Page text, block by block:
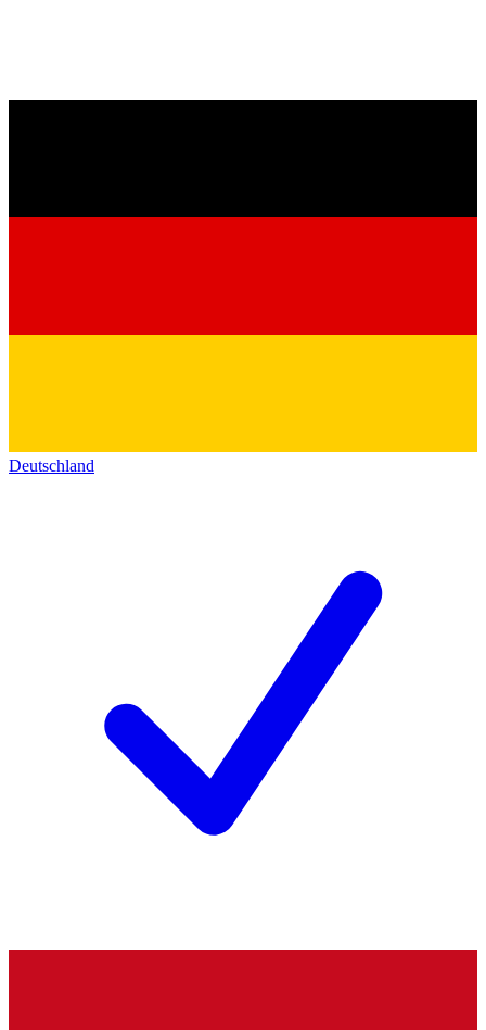
Deutschland